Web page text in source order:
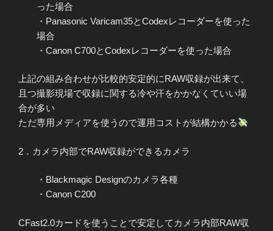
った場合
・Panasonic Varicam35とCodexレコーダーを使った
場合
・Canon C700とCodexレコーダーを使った場合
上記の組み合わせが比較的安定的にRAW収録が出来て、
且つ撮影現場で収録に関する冷や汗をかかなくていい場
合が多い
ただ専用メディアを使うので運用コストが結構かかる
2．カメラ内部でRAW収録ができるカメラ
・Blackmagic Designのカメラ各種
・Canon C200
CFast2.0カードを使うことで安定してカメラ内部RAW収